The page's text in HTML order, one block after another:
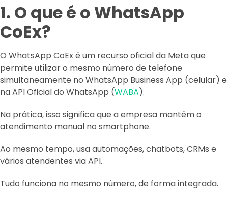
1. O que é o WhatsApp
CoEx?
O WhatsApp CoEx é um recurso oficial da Meta que
permite utilizar o mesmo número de telefone
simultaneamente no WhatsApp Business App (celular) e
na API Oficial do WhatsApp (WABA).
Na prática, isso significa que a empresa mantém o
atendimento manual no smartphone.
Ao mesmo tempo, usa automações, chatbots, CRMs e
vários atendentes via API.
Tudo funciona no mesmo número, de forma integrada.